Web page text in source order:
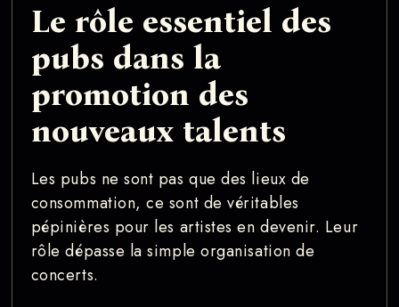
Le rôle essentiel des
pubs dans la
promotion des
nouveaux talents
Les pubs ne sont pas que des lieux de
consommation, ce sont de véritables
pépinières pour les artistes en devenir. Leur
rôle dépasse la simple organisation de
concerts.